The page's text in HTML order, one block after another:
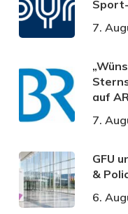
7.
auf
7.
GFU
&
6.